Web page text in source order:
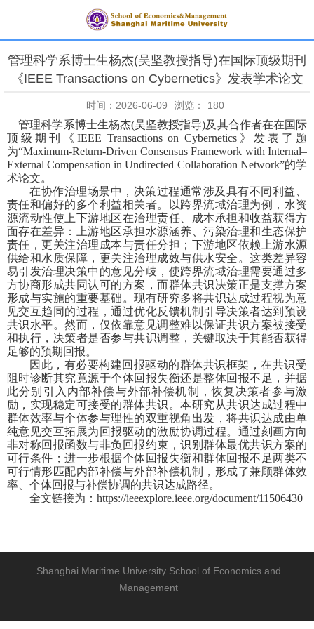
管理科学系博士生杨杰(吴坚教授指导)在国际顶级期刊
《IEEE Transactions on Cybernetics》发表学术论文
时间：2026-06-09 浏览： 180
管理科学系博士生杨杰(吴坚教授指导)及其合作者在在国际
顶级期刊《 IEEE Transactions on Cybernetics 》 发表了题
为“Maximum-Return-Driven Consensus Framework with Internal–
External Compensation in Undirected Collaboration Network”的学
术论文。
在协作治理场景中，决策过程通常涉及 具有不同 利益、
责任和偏好的多个利益相关者。以跨界流域治理为例，水资
源流动性使上下游地区在治理责任、成本承担和收益获得方
面存在差异：上游地区承担水源涵养、污染治理和生态保护
责任，更关注治理成本与责任分担；下游地区依赖上游水源
供给和水质保障，更关注治理成效与供水安全。这类差异容
易引发治理决策中的意见分歧，使跨界流域治理需要通过多
方协商形成共同认可的方案，而群体共识决策正是支撑方案
形成与实施的重要基础。现有研究多将共识达成过程视为意
见交互趋同的过程，通过优化反馈机制引导决策者达到预设
共识水平。然而，仅依靠意见调整难以保证共识方案被接受
和执行，决策者是否参与共识调整，关键取决于其能否获得
足够的预期回报。
因此，有必要构建回报驱动的群体共识框架，在共识受
阻时诊断其究竟源于个体回报失衡还是整体回报不足，并据
此分别引入内部补偿与外部补偿机制，恢复决策者参与激
励，实现稳定可接受的群体共识。本研究从共识达成过程中
群体效率与个体参与理性的双重视角 出发，将共识达成由单
纯意见交互拓展为回报驱动的激励协调过程。通过刻画方向
非对称回报函数与非负回报约束，识别群体最优共识方案的
可行条件；进一步根据个体回报失衡和群体回报不足两类不
可行情形匹配内部补偿与外部补偿机制，形成了兼顾群体效
率 、个体回报与补偿协调的共识达成路径。
全文链接为： https://ieeexplore.ieee.org/document/11506430
Shanghai Maritime University School of Economics and
Management